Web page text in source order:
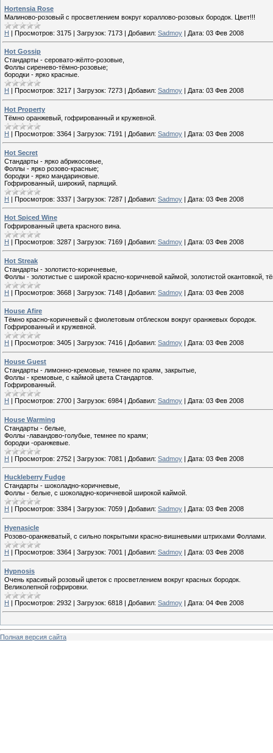
Hortensia Rose
Малиново-розовый с просветлением вокруг кораллово-розовых бородок. Цвет!!!
H | Просмотров: 3175 | Загрузок: 7173 | Добавил: Sadmoy | Дата: 03 Фев 2008
Hot Gossip
Стандарты - серовато-жёлто-розовые,
Фоллы сиренево-тёмно-розовые;
бородки - ярко красные.
H | Просмотров: 3217 | Загрузок: 7273 | Добавил: Sadmoy | Дата: 03 Фев 2008
Hot Property
Тёмно оранжевый, гофрированный и кружевной.
H | Просмотров: 3364 | Загрузок: 7191 | Добавил: Sadmoy | Дата: 03 Фев 2008
Hot Secret
Стандарты - ярко абрикосовые,
Фоллы - ярко розово-красные;
бородки - ярко мандариновые.
Гофрированный, широкий, парящий.
H | Просмотров: 3337 | Загрузок: 7287 | Добавил: Sadmoy | Дата: 03 Фев 2008
Hot Spiced Wine
Гофрированный цвета красного вина.
H | Просмотров: 3287 | Загрузок: 7169 | Добавил: Sadmoy | Дата: 03 Фев 2008
Hot Streak
Стандарты - золотисто-коричневые,
Фоллы - золотистые с широкой красно-коричневой каймой, золотистой
H | Просмотров: 3668 | Загрузок: 7148 | Добавил: Sadmoy | Дата: 03 Фев 2008
House Afire
Тёмно красно-коричневый с фиолетовым отблеском вокруг оранжевых бородок.
Гофрированный и кружевной.
H Просмотров: 3405 Загрузок: 7416 Добавил: Sadmoy Дата: 03 Фев 2008
House Guest
Стандарты - лимонно-кремовые, темнее по краям, закрытые,
Фоллы - кремовые, с каймой цвета Стандартов.
Гофрированный.
H | Просмотров: 2700 | Загрузок: 6984 | Добавил: Sadmoy | Дата: 03 Фев 2008
House Warming
Стандарты - белые,
Фоллы -лавандово-голубые, темнее по краям;
бородки -оранжевые.
H | Просмотров: 2752 | Загрузок: 7081 | Добавил: Sadmoy | Дата: 03 Фев 2008
Huckleberry Fudge
Стандарты - шоколадно-коричневые,
Фоллы - белые, с шоколадно-коричневой широкой каймой.
H Просмотров: 3384 Загрузок: 7059 Добавил: Sadmoy Дата: 03 Фев 2008
Hyenasicle
Розово-оранжеватый, с сильно покрытыми красно-вишневыми штрихами Фоллами.
H | Просмотров: 3364 | Загрузок: 7001 | Добавил: Sadmoy | Дата: 03 Фев 2008
Hypnosis
Очень красивый розовый цветок с просветлением вокруг красных бородок.
Великолепной гофрировки.
H | Просмотров: 2932 | Загрузок: 6818 | Добавил: Sadmoy | Дата: 04 Фев 2008
Полная версия сайта